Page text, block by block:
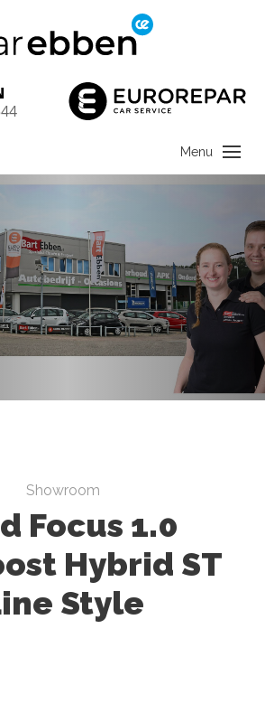
Showroom
Focus 1.0
Hybrid ST
Style